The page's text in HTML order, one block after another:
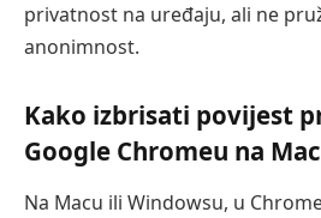
privatnost na uređaju, ali ne
anonimnost.
Kako izbrisati povijest
Google Chromeu na
Na Macu ili Windowsu, u